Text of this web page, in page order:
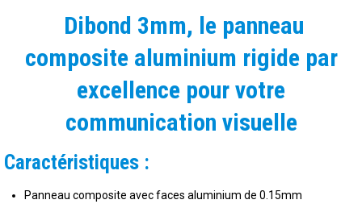
Dibond 3mm, le panneau
composite aluminium rigide par
excellence pour votre
communication visuelle
Caractéristiques :
Panneau composite avec faces aluminium de 0.15mm